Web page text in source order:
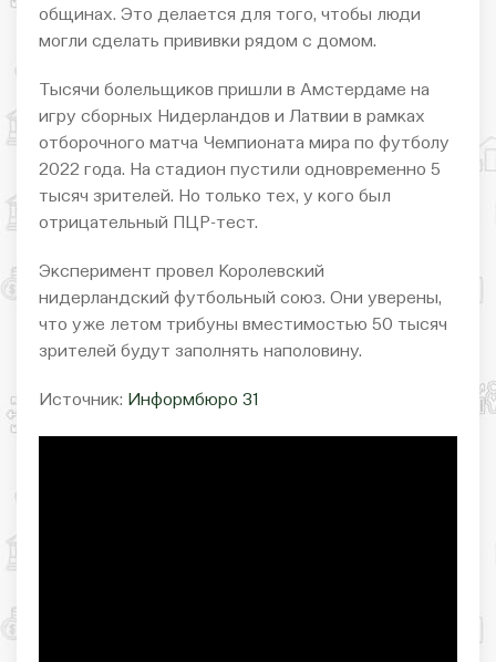
общинах. Это делается для того, чтобы люди
могли сделать прививки рядом с домом.
Тысячи болельщиков пришли в Амстердаме на
игру сборных Нидерландов и Латвии в рамках
отборочного матча Чемпионата мира по футболу
2022 года. На стадион пустили одновременно 5
тысяч зрителей. Но только тех, у кого был
отрицательный ПЦР-тест.
Эксперимент провел Королевский
нидерландский футбольный союз. Они уверены,
что уже летом трибуны вместимостью 50 тысяч
зрителей будут заполнять наполовину.
Источник: Информбюро 31